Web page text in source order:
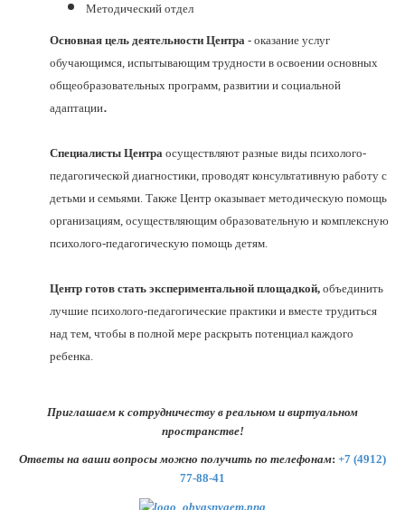
Методический отдел
Основная цель деятельности Центра - оказание услуг
обучающимся, испытывающим трудности в освоении основных
общеобразовательных программ, развитии и социальной
адаптации.
Специалисты Центра осуществляют разные виды психолого-
педагогической диагностики, проводят консультативную работу с
детьми и семьями. Также Центр оказывает методическую помощь
организациям, осуществляющим образовательную и комплексную
психолого-педагогическую помощь детям.
Центр готов стать экспериментальной площадкой, объединить
лучшие психолого-педагогические практики и вместе трудиться
над тем, чтобы в полной мере раскрыть потенциал каждого
ребенка.
Приглашаем к сотрудничеству в реальном и виртуальном
пространстве!
Ответы на ваши вопросы можно получить по телефонам: +7 (4912)
77-88-41